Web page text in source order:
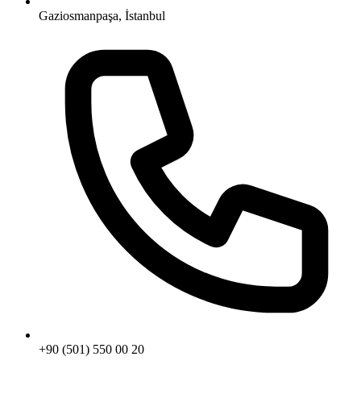
Gaziosmanpaşa, İstanbul
+90 (501) 550 00 20